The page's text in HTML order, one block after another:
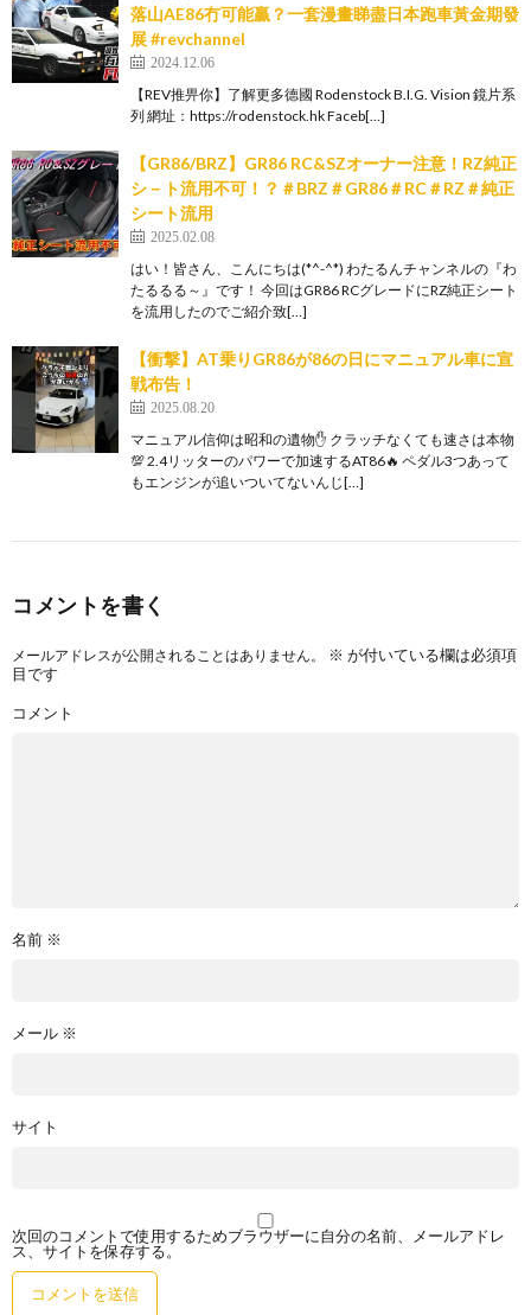
落山AE86冇可能贏？一套漫畫睇盡日本跑車黃金期發
展 #revchannel
2024.12.06
【REV推畀你】了解更多德國 Rodenstock B.I.G. Vision 鏡片系
列 網址：https://rodenstock.hk Faceb[…]
【GR86/BRZ】GR86 RC&SZオーナー注意！RZ純正
シ－ト流用不可！？＃BRZ＃GR86＃RC＃RZ＃純正
シート流用
2025.02.08
はい！皆さん、こんにちは(*^-^*) わたるんチャンネルの『わ
たるるる～』です！ 今回はGR86 RCグレードにRZ純正シート
を流用したのでご紹介致[…]
【衝撃】AT乗りGR86が86の日にマニュアル車に宣
戦布告！
2025.08.20
マニュアル信仰は昭和の遺物✋ クラッチなくても速さは本物
💯 2.4リッターのパワーで加速するAT86🔥 ペダル3つあって
もエンジンが追いついてないんじ[…]
コメントを書く
メールアドレスが公開されることはありません。 ※ が付いている欄は必須項
目です
コメント
名前 ※
メール ※
サイト
次回のコメントで使用するためブラウザーに自分の名前、メールアドレ
ス、サイトを保存する。